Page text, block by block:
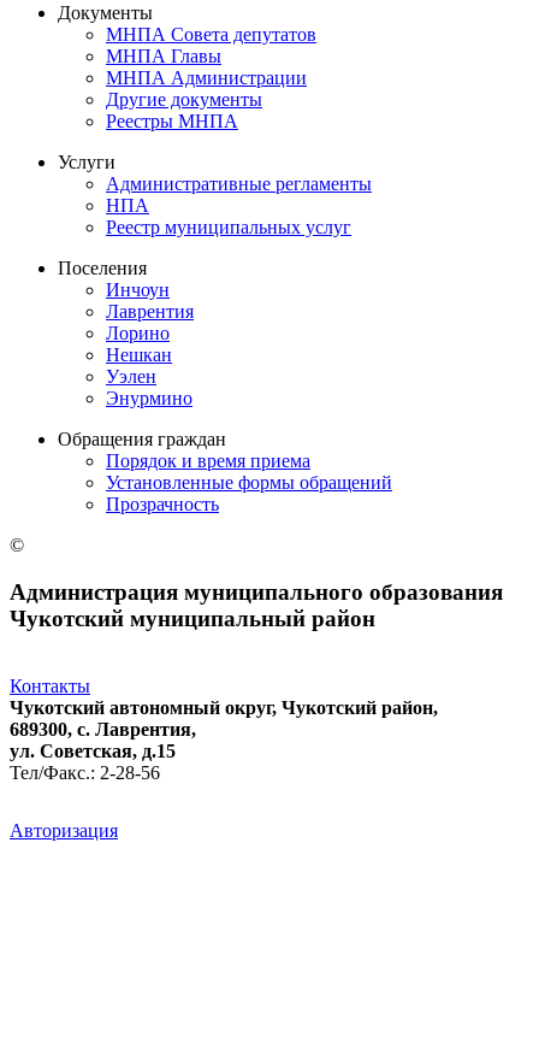
Документы
МНПА Совета депутатов
МНПА Главы
МНПА Администрации
Другие документы
Реестры МНПА
Услуги
Административные регламенты
НПА
Реестр муниципальных услуг
Поселения
Инчоун
Лаврентия
Лорино
Нешкан
Уэлен
Энурмино
Обращения граждан
Порядок и время приема
Установленные формы обращений
Прозрачность
©
Администрация муниципального образования
Чукотский муниципальный район
Контакты
Чукотский автономный округ, Чукотский район,
689300, с. Лаврентия,
ул. Советская, д.15
Тел/Факс.: 2-28-56
Авторизация